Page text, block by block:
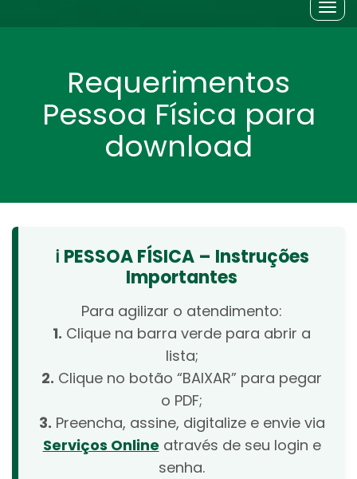
Requerimentos
Pessoa Física para
download
ℹ️ PESSOA FÍSICA – Instruções
Importantes
Para agilizar o atendimento:
1. Clique na barra verde para abrir a
lista;
2. Clique no botão “BAIXAR” para pegar
o PDF;
3. Preencha, assine, digitalize e envie via
Serviços Online através de seu login e
senha.